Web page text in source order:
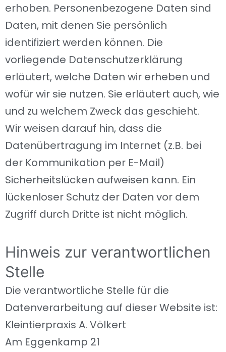
erhoben. Personenbezogene Daten sind
Daten, mit denen Sie persönlich
identifiziert werden können. Die
vorliegende Datenschutzerklärung
erläutert, welche Daten wir erheben und
wofür wir sie nutzen. Sie erläutert auch, wie
und zu welchem Zweck das geschieht.
Wir weisen darauf hin, dass die
Datenübertragung im Internet (z.B. bei
der Kommunikation per E-Mail)
Sicherheitslücken aufweisen kann. Ein
lückenloser Schutz der Daten vor dem
Zugriff durch Dritte ist nicht möglich.
Hinweis zur verantwortlichen
Stelle
Die verantwortliche Stelle für die
Datenverarbeitung auf dieser Website ist:
Kleintierpraxis A. Völkert
Am Eggenkamp 21